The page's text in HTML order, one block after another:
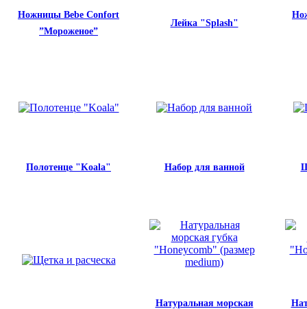
Ножницы Bebe Confort
”Мороженое”
Лейка "Splash"
Полотенце "Koala" Набор для ванной
Натуральная морская